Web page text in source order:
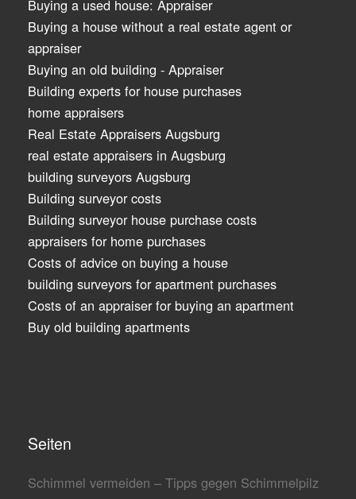
Buying a used house: Appraiser
Buying a house without a real estate agent or
appraiser
Buying an old building - Appraiser
Building experts for house purchases
home appraisers
Real Estate Appraisers Augsburg
real estate appraisers in Augsburg
building surveyors Augsburg
Building surveyor costs
Building surveyor house purchase costs
appraisers for home purchases
Costs of advice on buying a house
building surveyors for apartment purchases
Costs of an appraiser for buying an apartment
Buy old building apartments
Seiten
Schimmel vermeiden – Tipps gegen Schimmelpilz